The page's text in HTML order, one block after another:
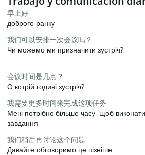
早上好
доброго ранку
我们可以安排一次会议吗？
Чи можемо ми призначити зустріч?
会议时间是几点？
О котрій годині зустріч?
我需要更多时间来完成这项任务
Мені потрібно більше часу, щоб
завдання
我们稍后再讨论这个问题
Давайте обговоримо це пізніше